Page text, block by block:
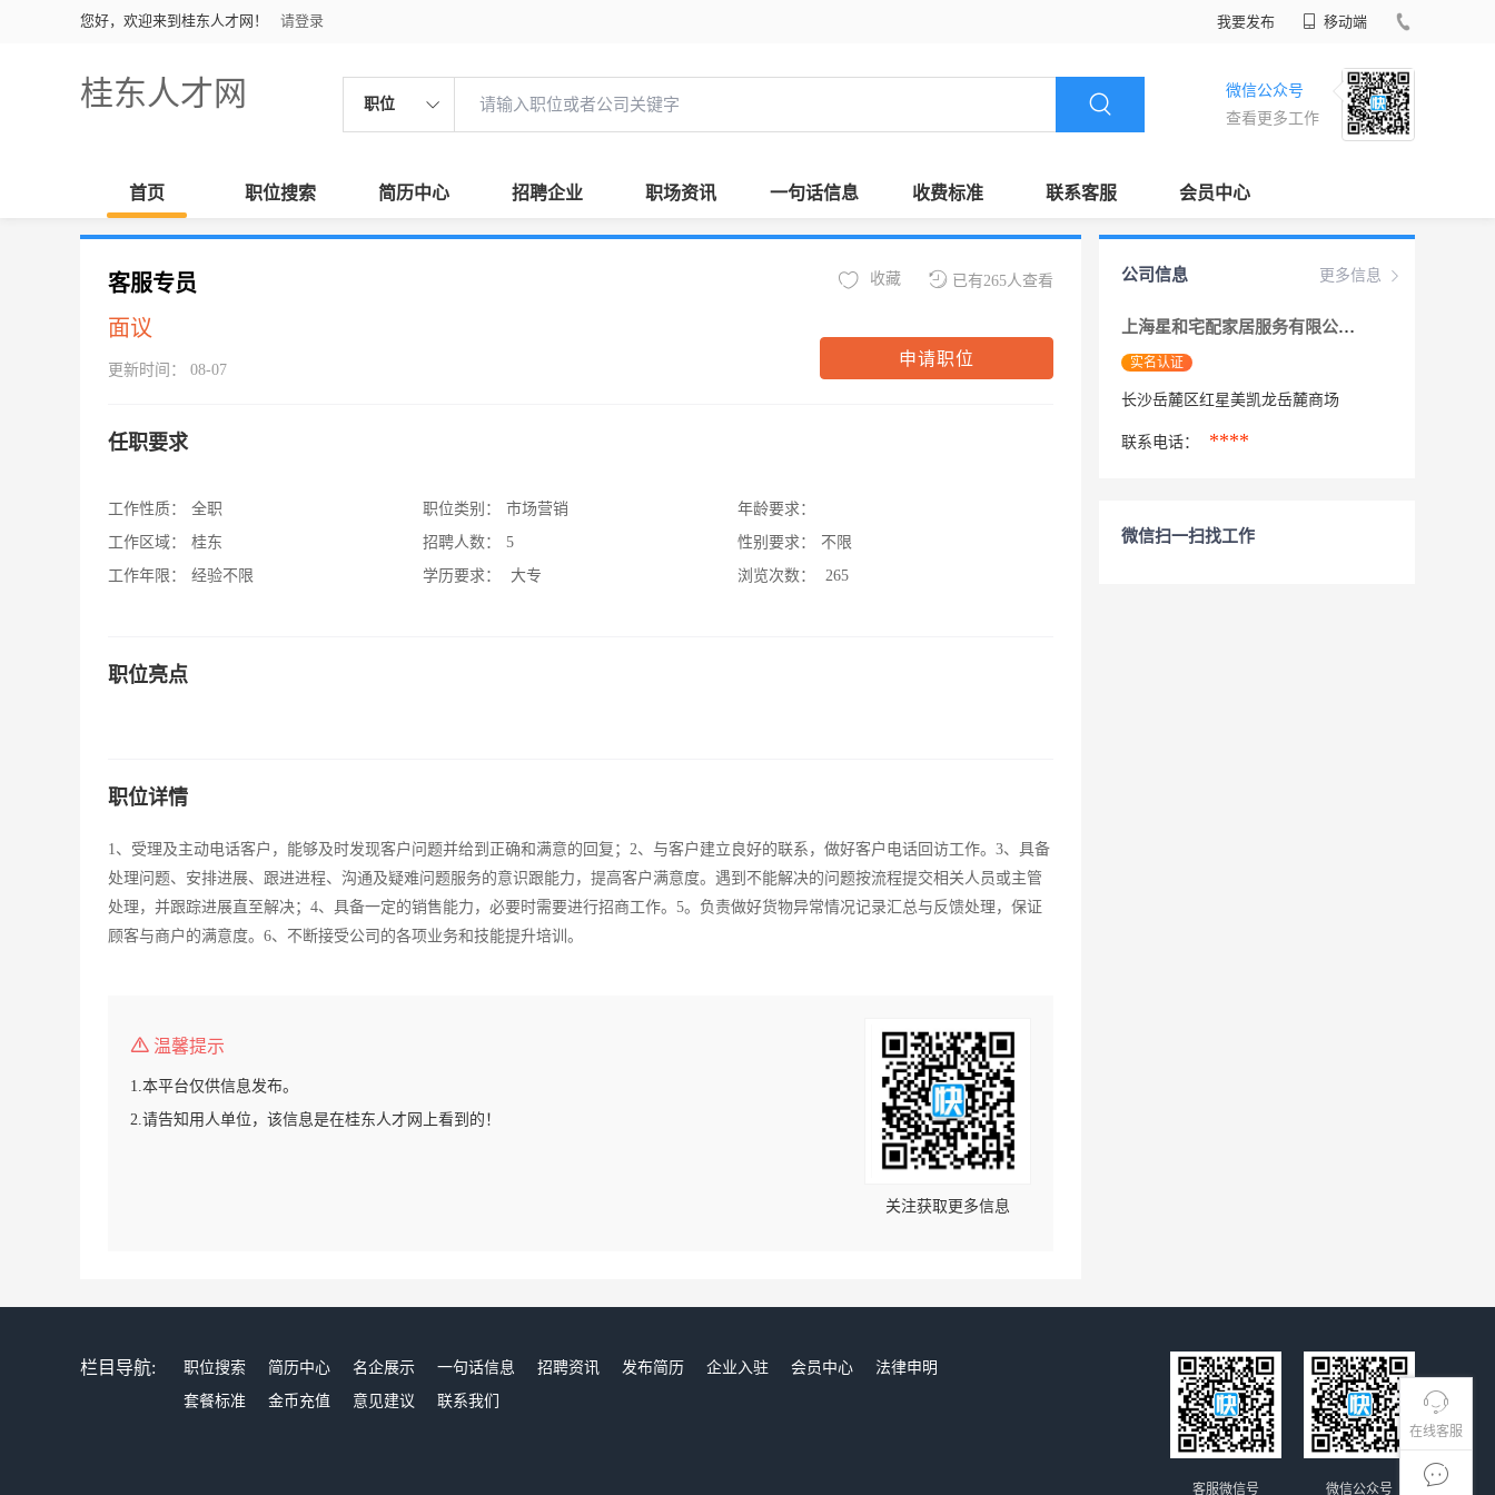
您好，欢迎来到桂东人才网！ 请登录 我要发布 移动端
桂东人才网 职位
微信公众号
查看更多工作
首页 职位搜索 简历中心 招聘企业 职场资讯 一句话信息 收费标准 联系客服 会员中心
在线客服
客服专员
面议
更新时间： 08-07
已有265人查看
收藏
申请职位
任职要求
工作性质：
全职
工作区域：
桂东
工作年限：
经验不限
职位类别：
市场营销
招聘人数：
5
学历要求：
大专
年龄要求：
性别要求：
不限
浏览次数：
265
职位亮点
职位详情
1、受理及主动电话客户，能够及时发现客户问题并给到正确和满意的回复；2、与客户建立良好的联系，做好客户电话回访工作。3、具备
处理问题、安排进展、跟进进程、沟通及疑难问题服务的意识跟能力，提高客户满意度。遇到不能解决的问题按流程提交相关人员或主管
处理，并跟踪进展直至解决；4、具备一定的销售能力，必要时需要进行招商工作。5。负责做好货物异常情况记录汇总与反馈处理，保证
顾客与商户的满意度。6、不断接受公司的各项业务和技能提升培训。
温馨提示
1.本平台仅供信息发布。
2.请告知用人单位，该信息是在桂东人才网上看到的！
关注获取更多信息
更多信息
公司信息
上海星和宅配家居服务有限公司长沙分公司
实名认证
长沙岳麓区红星美凯龙岳麓商场
联系电话： ****
微信扫一扫找工作
栏目导航: 职位搜索 简历中心 名企展示 一句话信息 招聘资讯 发布简历 企业入驻 会员中心
法律申明
套餐标准
金币充值 意见建议 联系我们
微信公众号
客服微信号